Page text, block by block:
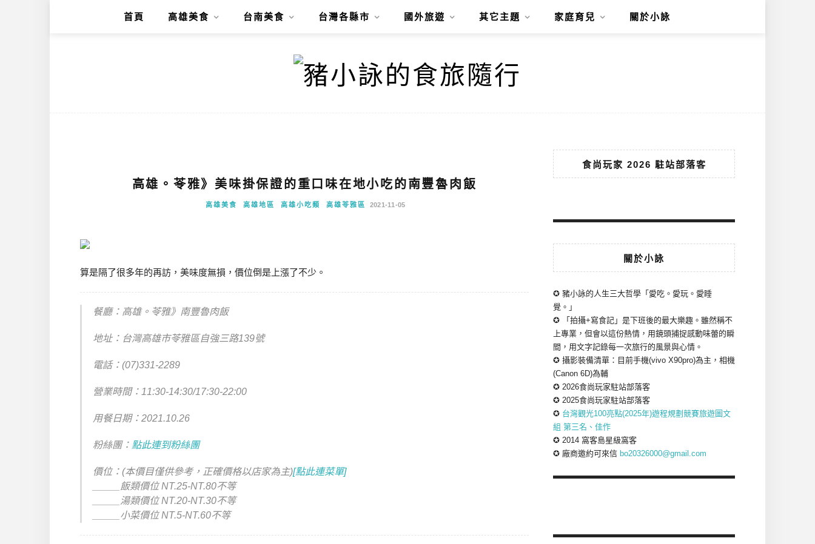
首頁 高雄美食 台南美食 台灣各縣市 國外旅遊 其它主題 家庭育兒 關於小詠
高雄。苓雅》美味掛保證的重口味在地小吃的南豐魯肉飯
高雄美食 高雄地區 高雄小吃類 高雄苓雅區 2021-11-05
算是隔了很多年的再訪，美味度無損，價位倒是上漲了不少。
餐廳：高雄。苓雅》南豐魯肉飯
地址：台灣高雄市苓雅區自強三路139號
電話：(07)331-2289
營業時間：11:30-14:30/17:30-22:00
用餐日期：2021.10.26
粉絲團： 點此連到粉絲團
價位：(本價目僅供參考，正確價格以店家為主)[點此連菜單]
_____飯類價位 NT.25-NT.80不等
_____湯類價位 NT.20-NT.30不等
_____小菜價位 NT.5-NT.60不等
食尚玩家 2026 駐站部落客
關於小詠
✪ 豬小詠的人生三大哲學「愛吃。愛玩。愛睡
覺。」
✪ 「拍攝+寫食記」是下班後的最大樂趣。雖然稱不
上專業，但會以這份熱情，用鏡頭捕捉感動味蕾的瞬
間，用文字記錄每一次旅行的風景與心情。
✪ 攝影裝備清單：目前手機(vivo X90pro)為主，相機
(Canon 6D)為輔
✪ 2026食尚玩家駐站部落客
✪ 2025食尚玩家駐站部落客
✪ 台灣觀光100亮點(2025年)遊程規劃競賽旅遊圖文
組 第三名、佳作
✪ 2014 窩客島星級窩客
✪ 廠商邀約可來信 bo20326000@gmail.com